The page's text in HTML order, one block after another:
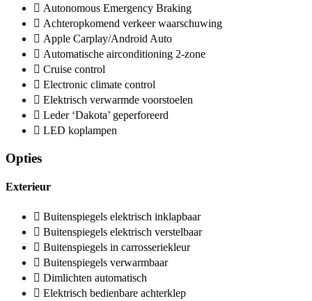
Autonomous Emergency Braking
Achteropkomend verkeer waarschuwing
Apple Carplay/Android Auto
Automatische airconditioning 2-zone
Cruise control
Electronic climate control
Elektrisch verwarmde voorstoelen
Leder ‘Dakota’ geperforeerd
LED koplampen
Opties
Exterieur
Buitenspiegels elektrisch inklapbaar
Buitenspiegels elektrisch verstelbaar
Buitenspiegels in carrosseriekleur
Buitenspiegels verwarmbaar
Dimlichten automatisch
Elektrisch bedienbare achterklep